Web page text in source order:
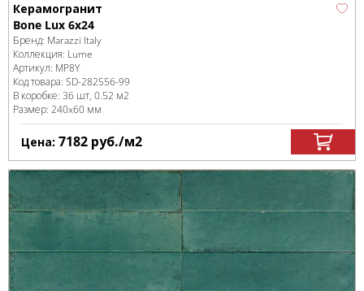
Керамогранит
Bone Lux 6x24
Бренд: Marazzi Italy
Коллекция: Lume
Артикул: MP8Y
Код товара: SD-282556-99
В коробке: 36 шт, 0.52 м2
Размер: 240x60 мм
Цена: 7182 руб./м2